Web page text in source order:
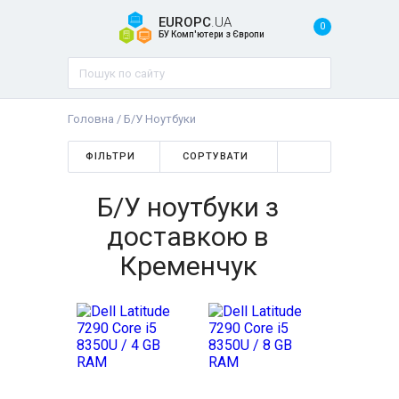
EUROPC.UA
БУ Комп'ютери з Європи
0
Головна / Б/У Ноутбуки
ФІЛЬТРИ СОРТУВАТИ
Б/У ноутбуки з
доставкою в
Кременчук